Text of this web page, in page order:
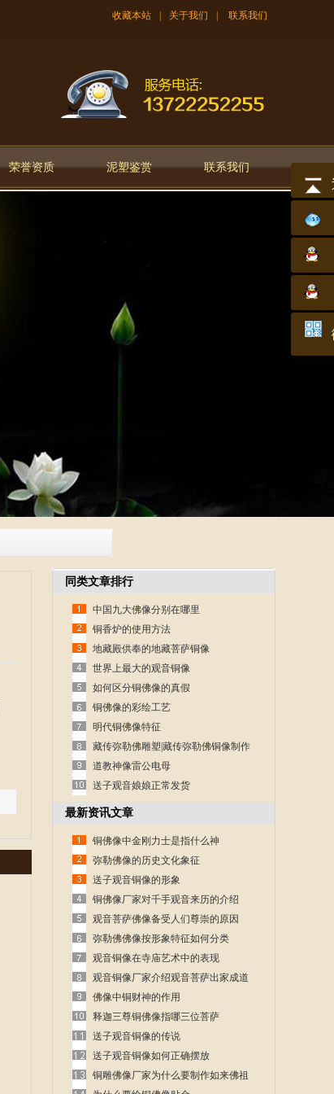
收藏本站 关于我们 联系我们
荣誉资质 泥塑鉴赏 联系我们
同类文章排行
中国九大佛像分别在哪里
铜香炉的使用方法
地藏殿供奉的地藏菩萨铜像
世界上最大的观音铜像
如何区分铜佛像的真假
铜佛像的彩绘工艺
明代铜佛像特征
藏传弥勒佛雕塑|藏传弥勒佛铜像制作
道教神像雷公电母
送子观音娘娘正常发货
最新资讯文章
铜佛像中金刚力士是指什么神
弥勒佛像的历史文化象征
送子观音铜像的形象
铜佛像厂家对千手观音来历的介绍
观音菩萨佛像备受人们尊崇的原因
弥勒佛佛像按形象特征如何分类
观音铜像在寺庙艺术中的表现
观音铜像厂家介绍观音菩萨出家成道
的故事
佛像中铜财神的作用
释迦三尊铜佛像指哪三位菩萨
送子观音铜像的传说
送子观音铜像如何正确摆放
铜雕佛像厂家为什么要制作如来佛祖